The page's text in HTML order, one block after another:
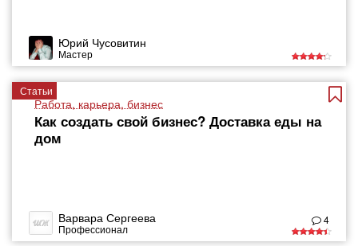
Юрий Чусовитин
Мастер
Статьи
Работа, карьера, бизнес
Как создать свой бизнес? Доставка еды на
дом
Варвара Сергеева
Профессионал
4